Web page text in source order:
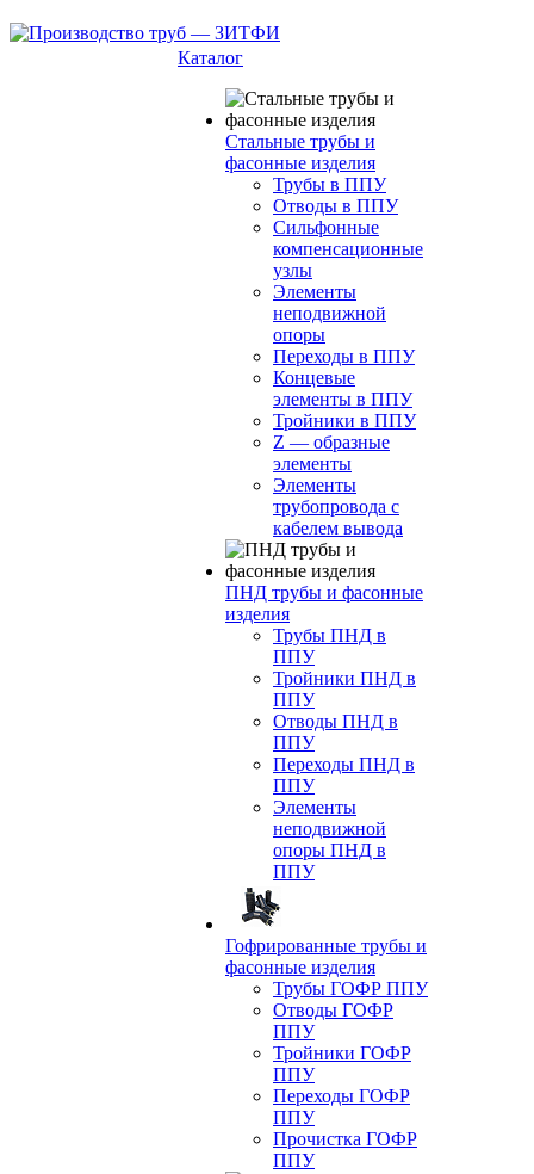
Каталог
Стальные трубы и
фасонные изделия
Трубы в ППУ
Отводы в ППУ
Сильфонные
компенсационные
узлы
Элементы
неподвижной
опоры
Переходы в ППУ
Концевые
элементы в ППУ
Тройники в ППУ
Z — образные
элементы
Элементы
трубопровода с
кабелем вывода
ПНД трубы и фасонные
изделия
Трубы ПНД в
ППУ
Тройники ПНД в
ППУ
Отводы ПНД в
ППУ
Переходы ПНД в
ППУ
Элементы
неподвижной
опоры ПНД в
ППУ
Гофрированные трубы и
фасонные изделия
Трубы ГОФР ППУ
Отводы ГОФР
ППУ
Тройники ГОФР
ППУ
Переходы ГОФР
ППУ
Прочистка ГОФР
ППУ